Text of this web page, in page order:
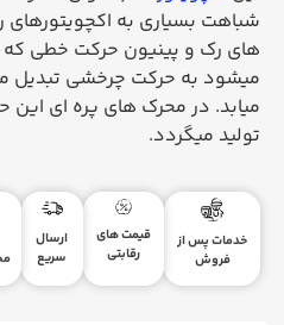
شباهت بسیاری به
های رک و پینیون حرکت خطی که
میشود به حرکت چرخشی تبدیل
میابد. در محرک های پره ای
تولید میگردد.
خدمات پس از
فروش
قیمت های
رقابتی
ارسال
سریع